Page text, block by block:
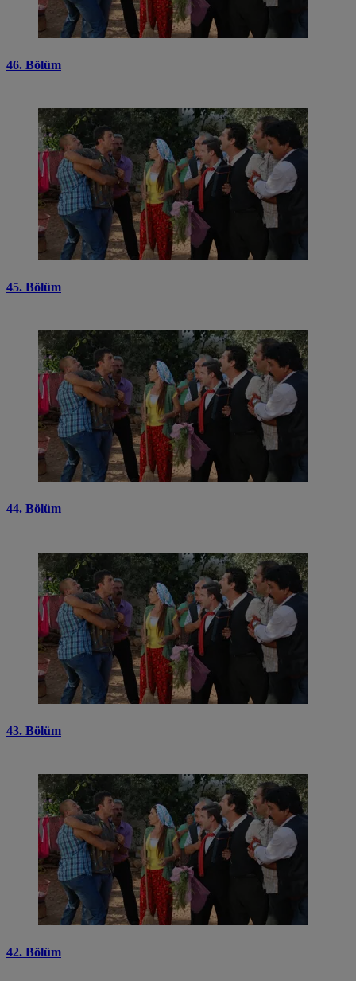
46. Bölüm
45. Bölüm
44. Bölüm
43. Bölüm
42. Bölüm